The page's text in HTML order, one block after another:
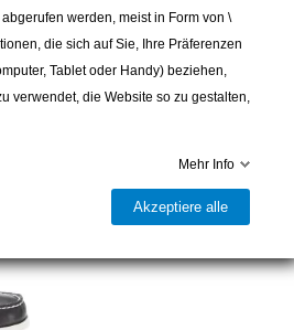
SEBAGO
Sebago Docksides
Bootsschuhe Wine
159,00 CHF 129,00 CHF
werden, meist in Form von \
die sich auf Sie, Ihre Präferenzen
Tablet oder Handy) beziehen,
verwendet, die Website so zu gestalten,
Mehr Info
Akzeptiere alle